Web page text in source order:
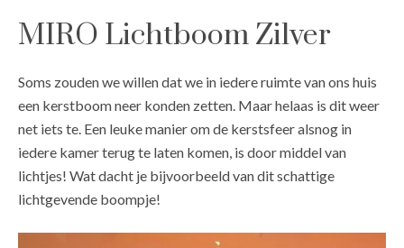
MIRO Lichtboom Zilver
Soms zouden we willen dat we in iedere ruimte van ons huis
een kerstboom neer konden zetten. Maar helaas is dit weer
net iets te. Een leuke manier om de kerstsfeer alsnog in
iedere kamer terug te laten komen, is door middel van
lichtjes! Wat dacht je bijvoorbeeld van dit schattige
lichtgevende boompje!